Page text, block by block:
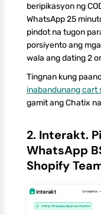
beripikasyon ng
WhatsApp 25
pindot na tugon
porsiyento ang
wala ang dating 2
Tingnan kung
inabandunang cart
gamit ang Chatix
2. Interakt.
WhatsApp
Shopify